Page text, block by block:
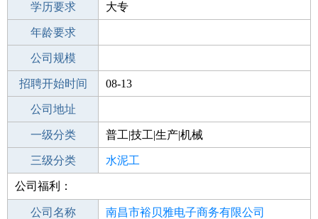
性别要求 -
学历要求 大专
工作经验
年龄要求
工作地点
公司规模
公司电话
招聘开始时间 08-13
招聘结束时间
公司地址
一级分类 普工|技工|生产|机械
二级分类 普工/技工
三级分类 水泥工
其他行业
公司福利：
公司名称 南昌市裕贝雅电子商务有限公司